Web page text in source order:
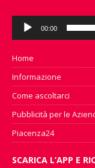
Audio
Player
00:00
Home
Informazione
Come ascoltarci
Pubblicità per le
Piacenza24
SCARICA L’APP E